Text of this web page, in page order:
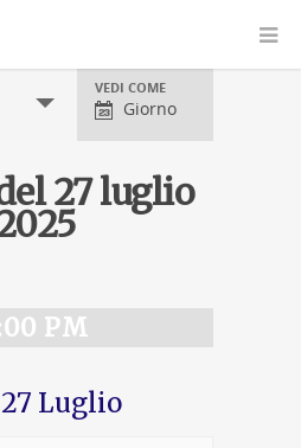
Visualizzazioni
evento
VEDI COME
Giorno
27 luglio
PM
Luglio